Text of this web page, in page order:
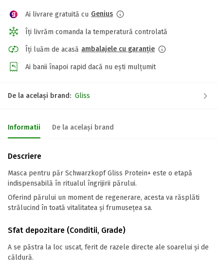
Ai livrare gratuită cu Genius
Îți livrăm comanda la temperatură controlată
Îți luăm de acasă ambalajele cu garanție
Ai banii înapoi rapid dacă nu ești mulțumit
De la același brand: Gliss
Informatii De la același brand
Descriere
Masca pentru păr Schwarzkopf Gliss Protein+ este o etapă
indispensabilă în ritualul îngrijirii părului.
Oferind părului un moment de regenerare, acesta va răsplăti
strălucind în toată vitalitatea și frumusețea sa.
Sfat depozitare (Conditii, Grade)
A se păstra la loc uscat, ferit de razele directe ale soarelui și de
căldură.